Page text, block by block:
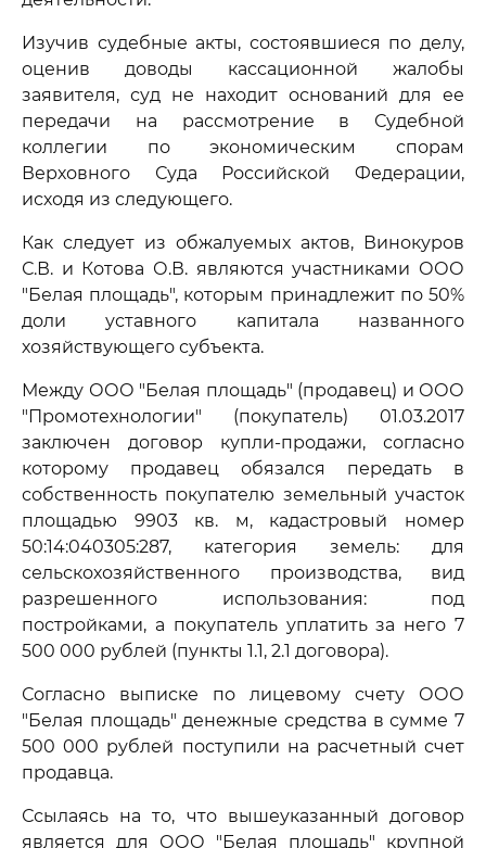
Изучив судебные акты, состоявшиеся по делу,
оценив доводы кассационной жалобы
заявителя, суд не находит оснований для ее
передачи на рассмотрение в Судебной
коллегии по экономическим спорам
Верховного Суда Российской Федерации,
исходя из следующего.
Как следует из обжалуемых актов, Винокуров
С.В. и Котова О.В. являются участниками ООО
"Белая площадь", которым принадлежит по 50%
доли уставного капитала названного
хозяйствующего субъекта.
Между ООО "Белая площадь" (продавец) и ООО
"Промотехнологии" (покупатель) 01.03.2017
заключен договор купли-продажи, согласно
которому продавец обязался передать в
собственность покупателю земельный участок
площадью 9903 кв. м, кадастровый номер
50:14:040305:287, категория земель: для
сельскохозяйственного производства, вид
разрешенного использования: под
постройками, а покупатель уплатить за него 7
500 000 рублей (пункты 1.1, 2.1 договора).
Согласно выписке по лицевому счету ООО
"Белая площадь" денежные средства в сумме 7
500 000 рублей поступили на расчетный счет
продавца.
Ссылаясь на то, что вышеуказанный договор
является для ООО "Белая площадь" крупной